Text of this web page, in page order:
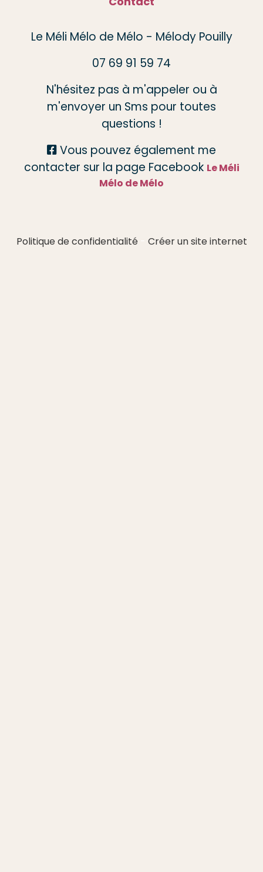
Le Méli Mélo de Mélo - Mélody Pouilly
07 69 91 59 74
N'hésitez pas à m'appeler ou à
m'envoyer un Sms pour toutes
questions !
 Vous pouvez également me
contacter sur la page Facebook Le Méli
Mélo de Mélo
Politique de confidentialité Créer un site internet